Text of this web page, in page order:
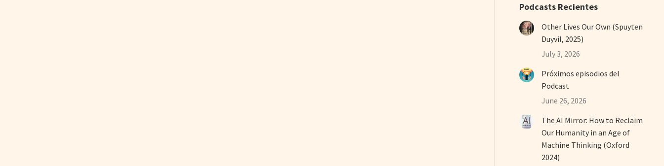
Podcasts Recientes
Other Lives Our Own (Spuyten
Duyvil, 2025)
July 3, 2026
Próximos episodios del
Podcast
June 26, 2026
The AI Mirror: How to Reclaim
Our Humanity in an Age of
Machine Thinking (Oxford
2024)